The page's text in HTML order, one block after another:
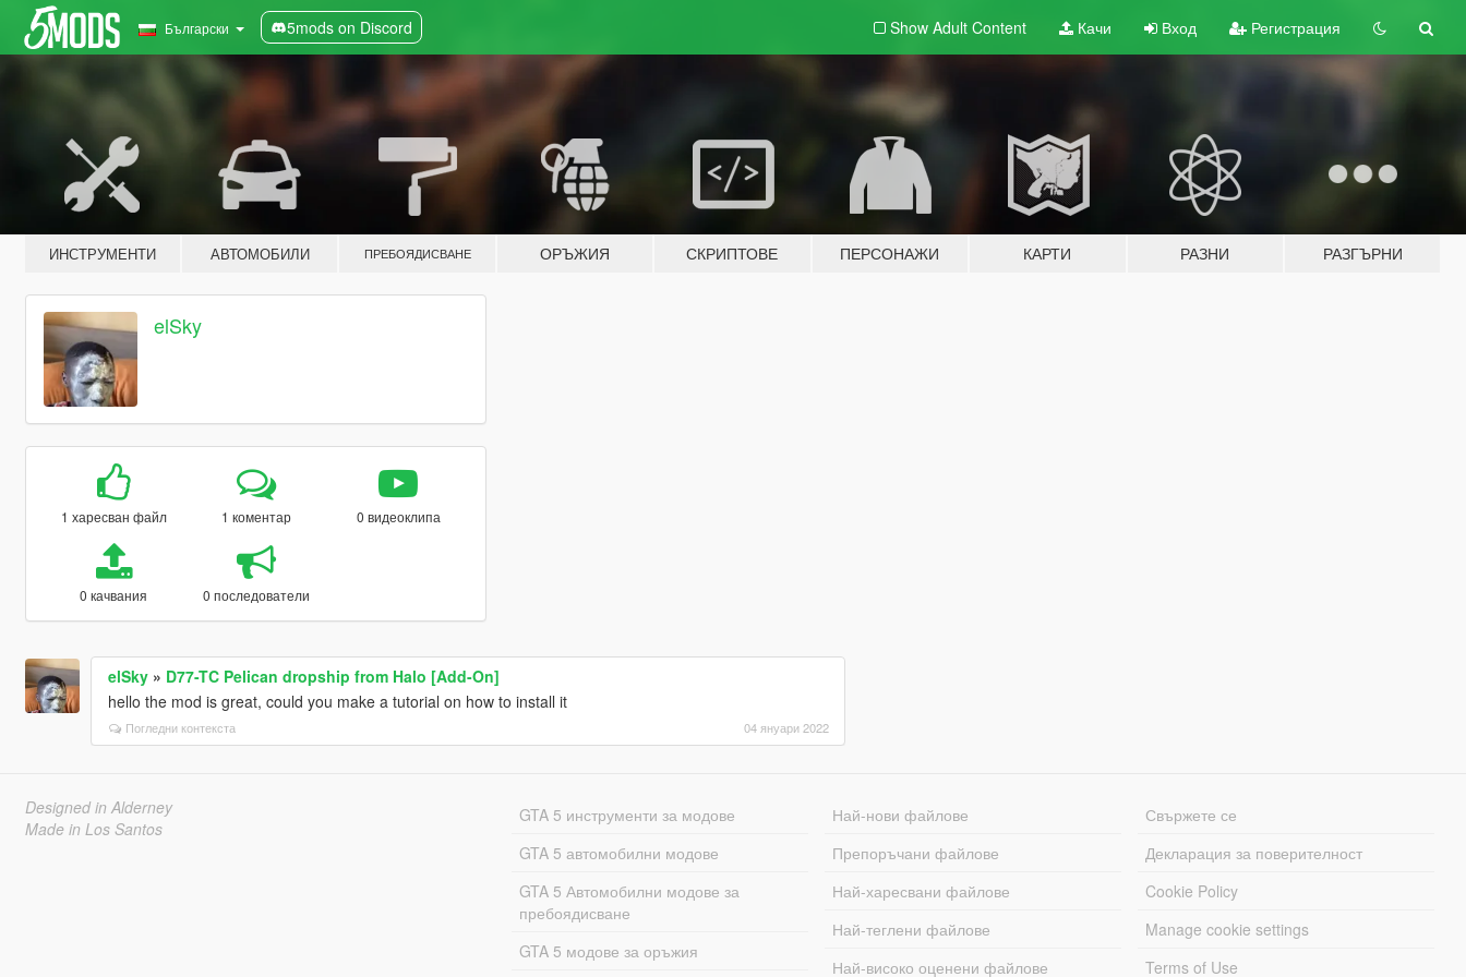
Български 5mods on Discord Show Adult Content Качи Вход Регистрация
ИНСТРУМЕНТИ АВТОМОБИЛИ ПРЕБОЯДИСВАНЕ ОРЪЖИЯ СКРИПТОВЕ ПЕРСОНАЖИ КАРТИ РАЗНИ РАЗГЪРНИ
elSky
1 харесван файл 1 коментар 0 видеоклипа
0 качвания 0 последователи
elSky» D77-TC Pelican dropship from Halo [Add-On]
hello the mod is great, could you make a tutorial on how to install it
Погледни контекста 04 януари 2022
Designed in Alderney
Made in Los Santos
GTA 5 инструменти за модове
GTA 5 автомобилни модове
GTA 5 Автомобилни модове за
пребоядисване
GTA 5 модове за оръжия
Най-нови файлове
Препоръчани файлове
Най-харесвани файлове
Най-теглени файлове
Най-високо оценени файлове
Свържете се
Декларация за поверителност
Cookie Policy
Manage cookie settings
Terms of Use